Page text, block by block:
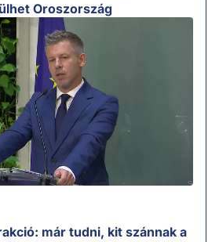
Oroszország
már tudni, kit szánnak a